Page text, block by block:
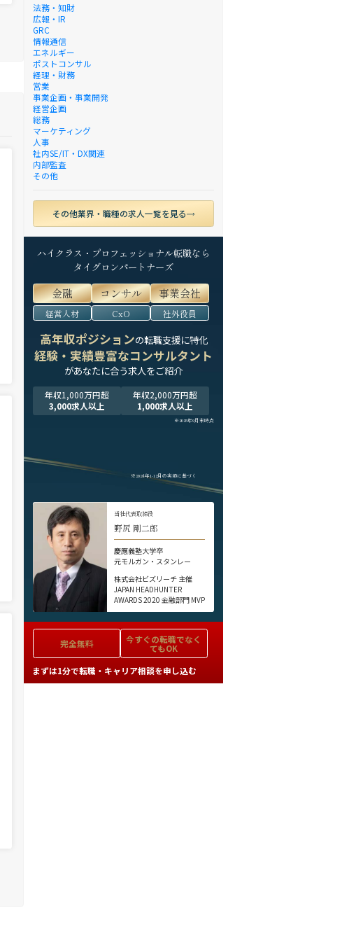
法務・知財
広報・IR
GRC
情報通信
エネルギー
ポストコンサル
経理・財務
営業
事業企画・事業開発
経営企画
総務
マーケティング
人事
社内SE/IT・DX関連
内部監査
その他
その他業界・職種の求人一覧を見る
ハイクラス・プロフェッショナル転職なら
タイグロンパートナーズ
金融 コンサル 事業会社
経営人材 CxO 社外役員
高年収ポジションの転職支援に特化
経験・実績豊富なコンサルタント
があなたに合う求人をご紹介
年収1,000万円超
3,000求人以上
年収2,000万円超
1,000求人以上
※2025年9月末時点
※2024年1-12月の実績に基づく
当社代表取締役
野尻 剛二郎
慶應義塾大学卒
元モルガン・スタンレー
株式会社ビズリーチ 主催
JAPAN HEADHUNTER
AWARDS 2020 金融部門 MVP
完全無料 今すぐの転職でなく
てもOK
まずは1分で転職・キャリア相談を申し込む